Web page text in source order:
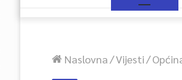
Naslovna/Vijesti/